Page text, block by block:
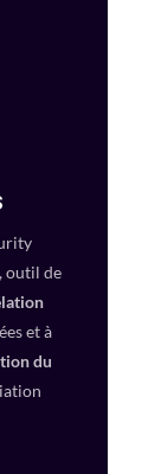
outil de
et à
du